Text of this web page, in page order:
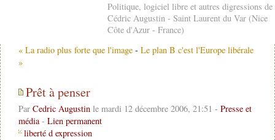
Politique, logiciel libre et autres digressions de
Cédric Augustin - Saint Laurent du Var (Nice
Côte d'Azur - France)
« La radio plus forte que l'image - Le plan B c'est l'Europe libérale
»
Prêt à penser
Par Cedric Augustinle mardi 12 décembre 2006, 21:51 - Presse et
média- Lien permanent
liberté d expression